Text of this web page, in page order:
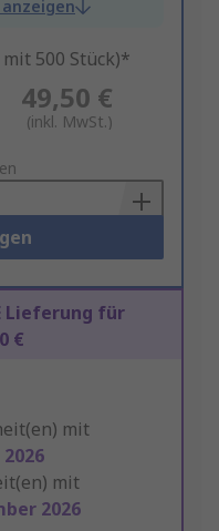
500 Stück)*
49,50 €
(inkl. MwSt.)
Lieferung für
€
mit
mit
2026